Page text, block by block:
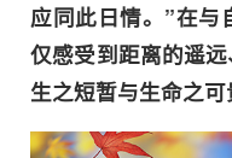
应同此日情。”在与
仅感受到距离的遥
生之短暂与生命之可